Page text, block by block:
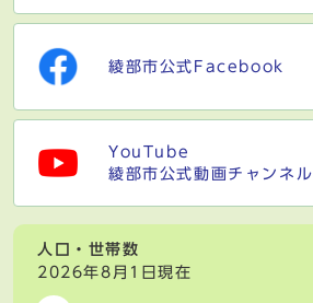
綾部市公式Facebook
YouTube
綾部市公式動画チャンネル
人口・世帯数
2026年8月1日現在